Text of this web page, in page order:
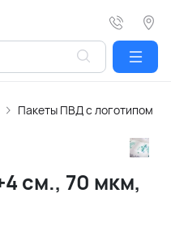
Пакеты ПВД с логотипом
см., 70 мкм,